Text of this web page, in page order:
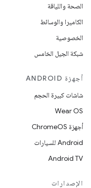
الصحة واللياقة
الكاميرا والوسائط
الخصوصية
شبكة الجيل الخامس
أجهزة ANDROID
شاشات كبيرة الحجم
Wear OS
أجهزة ChromeOS
Android للسيارات
Android TV
الإصدارات